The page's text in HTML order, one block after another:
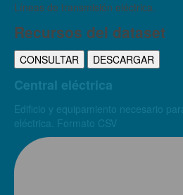
Líneas de transmisión eléctrica.
Recursos del dataset
CONSULTAR DESCARGAR
Central eléctrica
Edificio y equipamiento necesario
eléctrica. Formato CSV